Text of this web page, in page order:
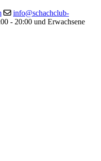
info@schachclub-
- 20:00 und Erwachsene